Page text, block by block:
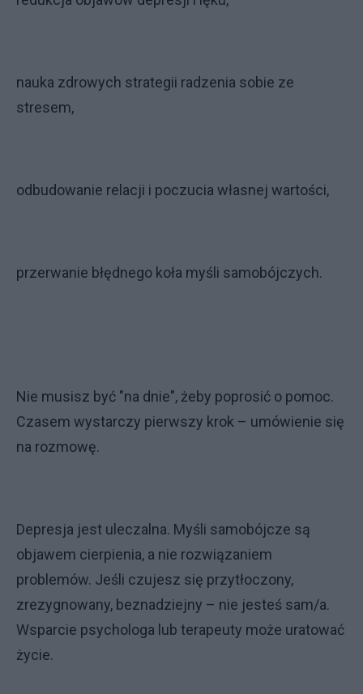
nauka zdrowych strategii radzenia sobie ze
stresem,
odbudowanie relacji i poczucia własnej wartości,
przerwanie błędnego koła myśli samobójczych.
Nie musisz być "na dnie", żeby poprosić o pomoc.
Czasem wystarczy pierwszy krok – umówienie się
na rozmowę.
Depresja jest uleczalna. Myśli samobójcze są
objawem cierpienia, a nie rozwiązaniem
problemów. Jeśli czujesz się przytłoczony,
zrezygnowany, beznadziejny – nie jesteś sam/a.
Wsparcie psychologa lub terapeuty może uratować
życie.